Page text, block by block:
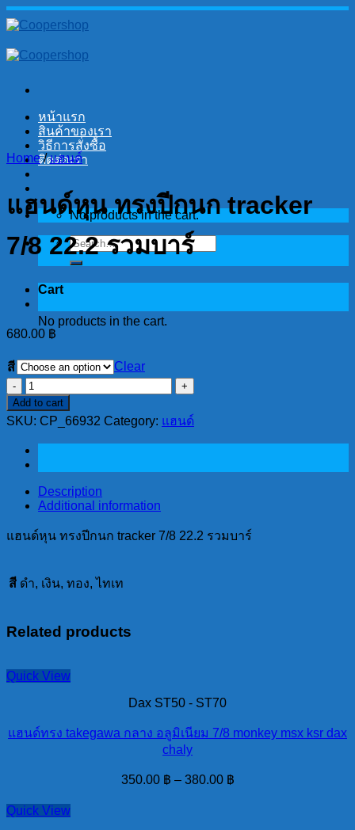
Skip
to
หน้าแรก
สินค้าของเรา
วิธีการสั่งซื้อ
ติดต่อเรา
No products in the cart.
Search
for:
Cart
No products in the cart.
Home / แฮนด์
แฮนด์หุน ทรงปีกนก tracker
7/8 22.2 รวมบาร์
680.00 ฿
สี
Clear
แฮนด์
หุน
ทรง
ปีกนก
tracker
22.2
รวม
บาร์
quantity
Add to cart
SKU: CP_66932 Category: แฮนด์
Description
Additional information
แฮนด์หุน ทรงปีกนก tracker 7/8 22.2 รวมบาร์
สี ดำ, เงิน, ทอง, ไทเท
Related products
Quick View
Dax ST50 - ST70
แฮนด์ทรง takegawa กลาง อลูมิเนียม 7/8 monkey msx ksr dax
chaly
350.00 ฿ – 380.00 ฿
Quick View